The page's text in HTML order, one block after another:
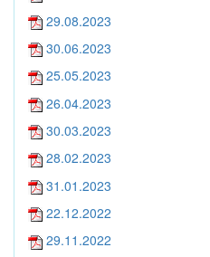
29.08.2023
30.06.2023
25.05.2023
26.04.2023
30.03.2023
28.02.2023
31.01.2023
22.12.2022
29.11.2022